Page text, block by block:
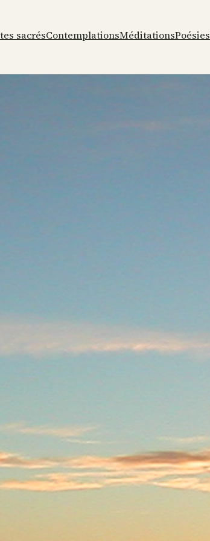
sacrésContemplationsMéditationsPoésies